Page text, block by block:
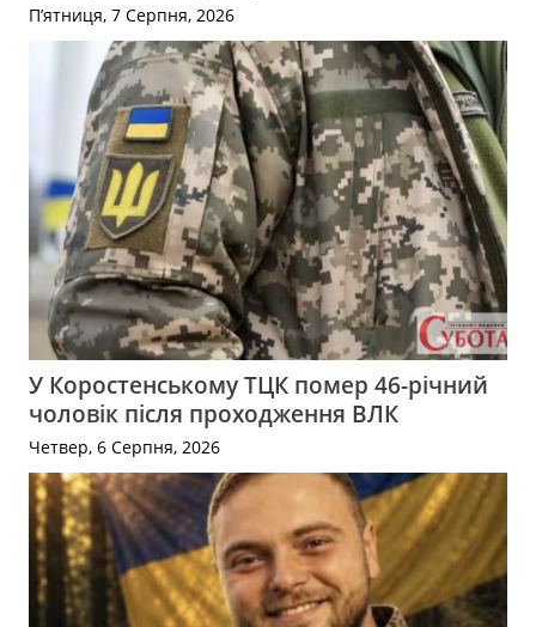
П’ятниця, 7 Серпня, 2026
У Коростенському ТЦК помер 46-річний
чоловік після проходження ВЛК
Четвер, 6 Серпня, 2026